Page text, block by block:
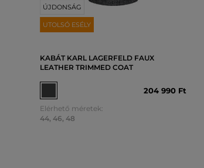
ÚJDONSÁG
UTOLSÓ ESÉLY
KABÁT KARL LAGERFELD FAUX
LEATHER TRIMMED COAT
204 990 Ft
Elérhető méretek:
44, 46, 48